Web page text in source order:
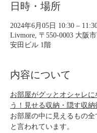
日時・場所
2024年6月05日 10:30 –
Livmore, 〒550-0003 大阪
安田ビル 1階
内容について
お部屋がグッとオシャレに
う！見せる収納・隠す収納
お部屋の中に見えるもの
と言われています。